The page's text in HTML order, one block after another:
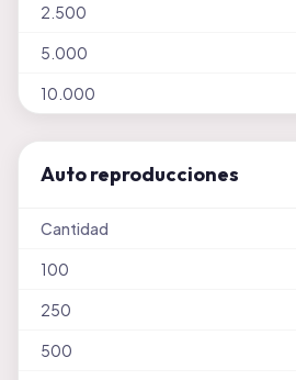
2.500
5.000
10.000
Auto reproducciones
Cantidad
100
250
500